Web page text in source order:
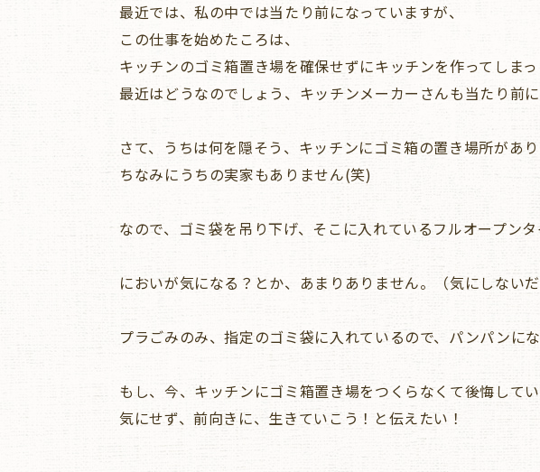
最近では、私の中では当たり前になっていますが、
この仕事を始めたころは、
キッチンのゴミ箱置き場を確保せずにキッチンを作ってしま
最近はどうなのでしょう、キッチンメーカーさんも当たり前
さて、うちは何を隠そう、キッチンにゴミ箱の置き場所があり
ちなみにうちの実家もありません(笑)
なので、ゴミ袋を吊り下げ、そこに入れているフルオープンタ
においが気になる？とか、あまりありません。（気にしないだ
プラごみのみ、指定のゴミ袋に入れているので、パンパンに
もし、今、キッチンにゴミ箱置き場をつくらなくて後悔して
気にせず、前向きに、生きていこう！と伝えたい！